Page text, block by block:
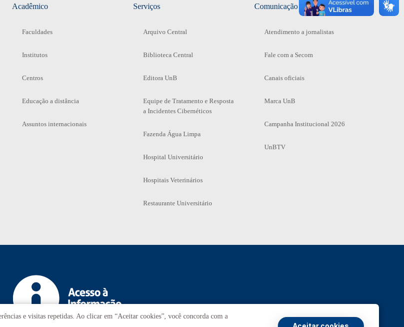
Acadêmico
Faculdades
Institutos
Centros
Educação a distância
Assuntos internacionais
Serviços
Arquivo Central
Biblioteca Central
Editora UnB
Equipe de Tratamento e Resposta
a Incidentes Cibernéticos
Fazenda Água Limpa
Hospital Universitário
Hospitais Veterinários
Restaurante Universitário
Comunicação
Atendimento a jornalistas
Fale com a Secom
Canais oficiais
Marca UnB
Campanha Institucional 2026
UnBTV
e visitas repetidas. Ao clicar em “Aceitar cookies”, você concorda com a